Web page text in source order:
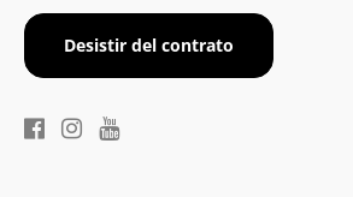
Desistir del contrato